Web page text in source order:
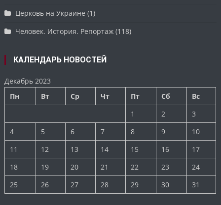
Церковь на Украине (1)
Человек. История. Репортаж (118)
КАЛЕНДАРЬ НОВОСТЕЙ
Декабрь 2023
Пн
Вт Ср Чт Пт Сб
Вс
1
2
3
4
5 6 7 8 9
10
11
12 13 14 15 16
17
18
19 20 21 22 23
24
25
26 27 28 29 30 31